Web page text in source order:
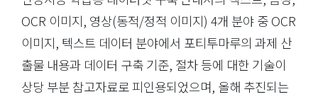
OCR 이미지, 영상(동적/정적 이미지) 4개 분야 중 OCR
이미지, 텍스트 데이터 분야에서 포티투마루의 과제 산
출물 내용과 데이터 구축 기준, 절차 등에 대한 기술이
상당 부분 참고자료로 피인용되었으며, 올해 추진되는